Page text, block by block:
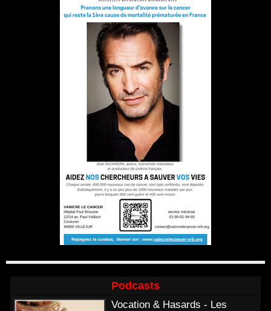
Podcasts
Vocation & Hasards - Les